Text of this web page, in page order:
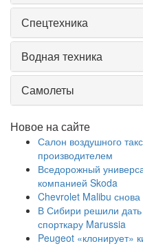
Спецтехника
Водная техника
Самолеты
Новое на сайте
Салон воздушного
производителем
Вседорожный
компанией Skoda
Chevrolet Malibu
В Сибири решили дать
спорткару Marussia
Peugeot «клонирует»